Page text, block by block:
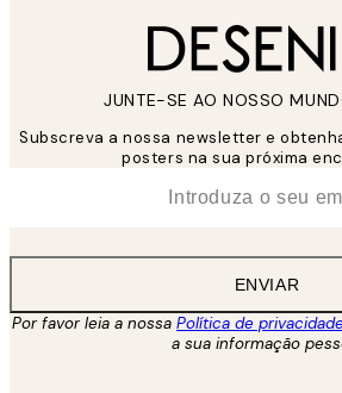
JUNTE-SE AO NOSSO
Subscreva a nossa newsletter e
posters na sua próxima
ENVIAR
Por favor leia a nossa Política de
a sua informação